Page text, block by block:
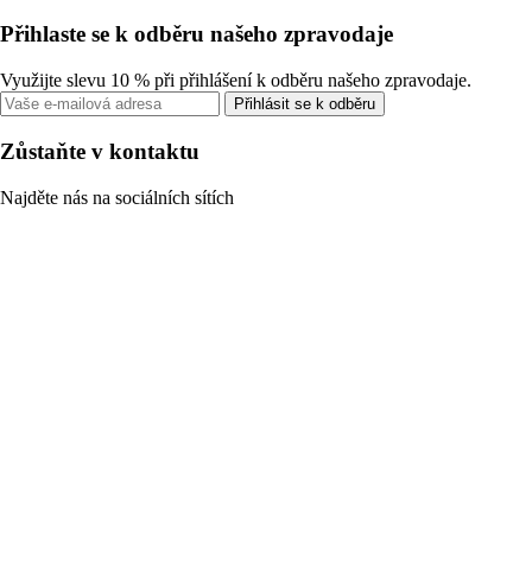
Přihlaste se k odběru našeho zpravodaje
Využijte slevu 10 % při přihlášení k odběru našeho zpravodaje.
Přihlásit se k odběru
Zůstaňte v kontaktu
Najděte nás na sociálních sítích